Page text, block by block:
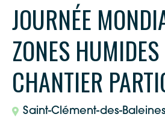
JOURNÉE
ZONES
CHANTIER
Saint-Clément-des-